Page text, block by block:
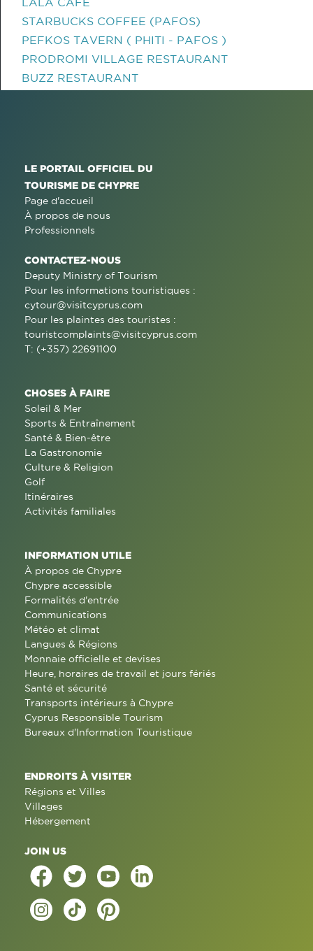
STARBUCKS COFFEE (PAFOS)
PEFKOS TAVERN ( PHITI - PAFOS )
PRODROMI VILLAGE RESTAURANT
BUZZ RESTAURANT
LE PORTAIL OFFICIEL DU
TOURISME DE CHYPRE
Page d'accueil
À propos de nous
Professionnels
CONTACTEZ-NOUS
Deputy Ministry of Tourism
Pour les informations touristiques :
cytour@visitcyprus.com
Pour les plaintes des touristes :
touristcomplaints@visitcyprus.com
T: (+357) 22691100
CHOSES À FAIRE
Soleil & Mer
Sports & Entraînement
Santé & Bien-être
La Gastronomie
Culture & Religion
Golf
Itinéraires
Activités familiales
INFORMATION UTILE
À propos de Chypre
Chypre accessible
Formalités d'entrée
Communications
Météo et climat
Langues & Régions
Monnaie officielle et devises
Heure, horaires de travail et jours fériés
Santé et sécurité
Transports intérieurs à Chypre
Cyprus Responsible Tourism
Bureaux d'Information Touristique
ENDROITS À VISITER
Régions et Villes
Villages
Hébergement
JOIN US